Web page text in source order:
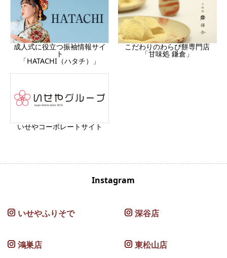
成人式に役立つ振袖情報サイ
ト
「HATACHI（ハタチ）」
こだわりのわらび餅専門店
「甘味処 鎌倉」
いせやコーポレートサイト
Instagram
いせやふりそで 深谷店
鴻巣店 東松山店